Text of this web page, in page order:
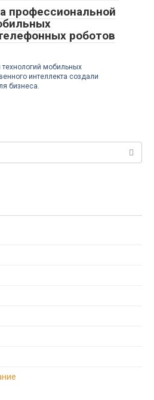
профессиональной
роботов
мобильных
интеллекта создали
бизнеса.